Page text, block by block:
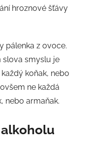
hroznové šťávy
pálenka z ovoce.
slova smyslu je
koňak, nebo
ne každá
nebo armaňak.